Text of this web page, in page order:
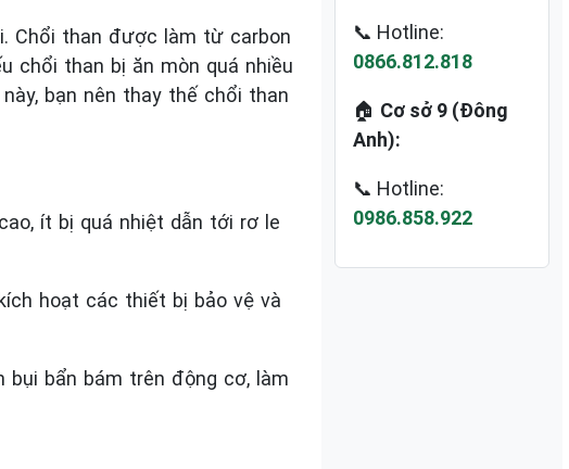
Chổi than được làm từ carbon
chổi than bị ăn mòn quá nhiều
bạn nên thay thế chổi than
ít bị quá nhiệt dẫn tới rơ le
hoạt các thiết bị bảo vệ và
bụi bẩn bám trên động cơ, làm
📞 Hotline:
0866.812.818
🏠 Cơ sở 9 (Đông
Anh):
📞 Hotline:
0986.858.922